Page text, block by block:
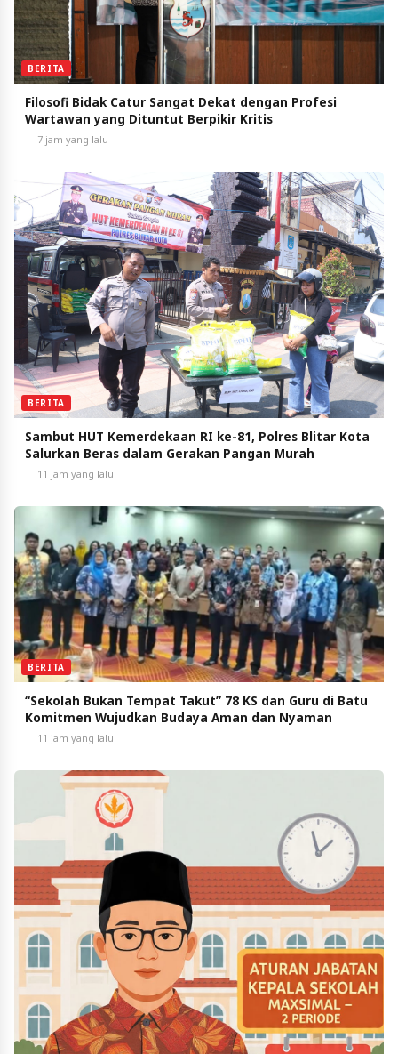
BERITA
Filosofi Bidak Catur Sangat Dekat dengan Profesi
Wartawan yang Dituntut Berpikir Kritis
7 jam yang lalu
BERITA
Sambut HUT Kemerdekaan RI ke-81, Polres Blitar Kota
Salurkan Beras dalam Gerakan Pangan Murah
11 jam yang lalu
BERITA
“Sekolah Bukan Tempat Takut” 78 KS dan Guru di Batu
Komitmen Wujudkan Budaya Aman dan Nyaman
11 jam yang lalu